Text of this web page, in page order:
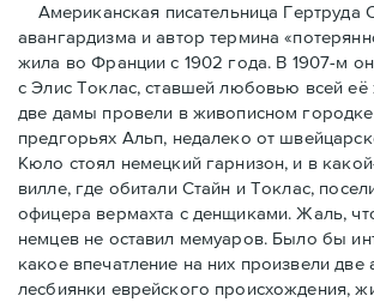
Американская писательница Гертруда
авангардизма и автор термина
жила во Франции с 1902 года. В 1907-м
с Элис Токлас, ставшей любовью всей её
две дамы провели в живописном
предгорьях Альп, недалеко от
Кюло стоял немецкий гарнизон, и в
вилле, где обитали Стайн и Токлас,
офицера вермахта с денщиками. Жаль,
немцев не оставил мемуаров. Было бы
какое впечатление на них произвели две
лесбиянки еврейского происхождения,